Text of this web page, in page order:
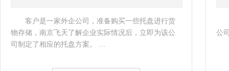
客户是一家外企公司，准备购买一些托盘进行货
物存储，南京飞天了解企业实际情况后，立即为该公
司制定了相应的托盘方案。 …
公